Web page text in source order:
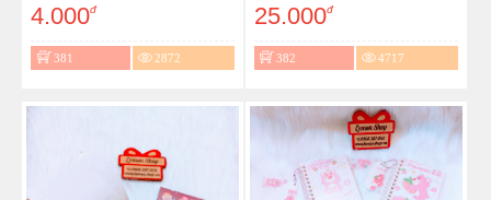
4.000đ
381 2872
25.000đ
382 4717